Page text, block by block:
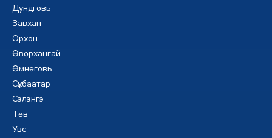
Дундговь
Завхан
Орхон
Өвөрхангай
Өмнөговь
Сүхбаатар
Сэлэнгэ
Төв
Увс